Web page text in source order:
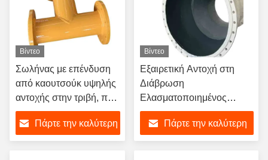
Βίντεο
Σωλήνας με επένδυση
από καουτσούκ υψηλής
αντοχής στην τριβή, που
παρέχει απόδοση στις
χημικές και
μεταλλευτικές
Πάρτε την καλύτερη
Βίντεο
Εξαιρετική Αντοχή στη
Διάβρωση
Ελασματοποιημένος
Αγωγός Προσφέροντας
Εξειδικευμένη
Επεξεργασία
Πάρτε την καλύτερη